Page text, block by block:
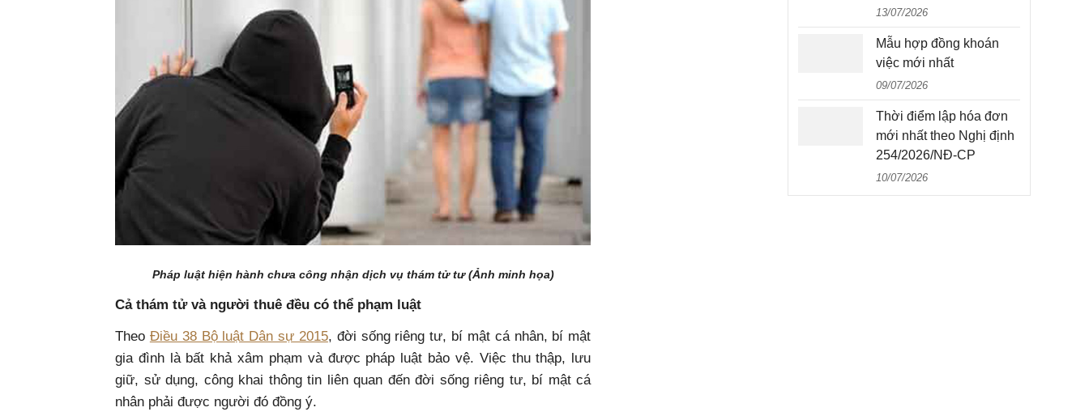
Pháp luật hiện hành chưa công nhận dịch vụ thám tử tư (Ảnh minh họa)
Cả thám tử và người thuê đều có thể phạm luật
Theo Điều 38 Bộ luật Dân sự 2015, đời sống riêng tư, bí mật cá nhân, bí mật
gia đình là bất khả xâm phạm và được pháp luật bảo vệ. Việc thu thập, lưu
giữ, sử dụng, công khai thông tin liên quan đến đời sống riêng tư, bí mật cá
nhân phải được người đó đồng ý.
13/07/2026
Mẫu hợp đồng khoán
việc mới nhất
09/07/2026
Thời điểm lập hóa đơn
mới nhất theo Nghị định
254/2026/NĐ-CP
10/07/2026